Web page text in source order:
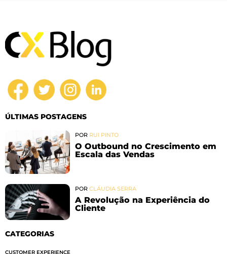
ÚLTIMAS POSTAGENS
POR RUI PINTO
O Outbound no Crescimento em
Escala das Vendas
POR CLÁUDIA SERRA
A Revolução na Experiência do
Cliente
CATEGORIAS
CUSTOMER EXPERIENCE